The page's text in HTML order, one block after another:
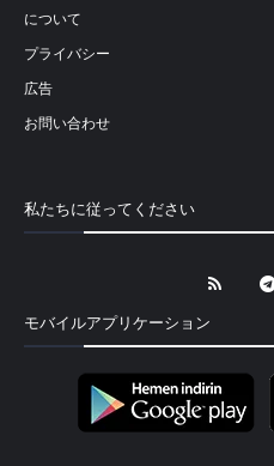
について
プライバシー
広告
お問い合わせ
私たちに従ってください
モバイルアプリケーション